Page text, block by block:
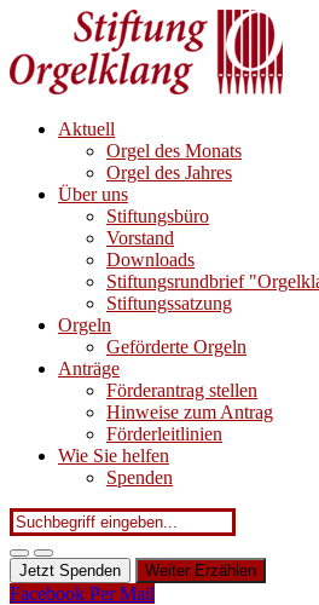
Aktuell
Orgel des Monats
Orgel des Jahres
Über uns
Stiftungsbüro
Vorstand
Downloads
Stiftungsrundbrief
Stiftungssatzung
Orgeln
Geförderte Orgeln
Anträge
Förderantrag stellen
Hinweise zum Antrag
Förderleitlinien
Wie Sie helfen
Spenden
Jetzt Spenden Weiter Erzählen
Facebook Per Mail